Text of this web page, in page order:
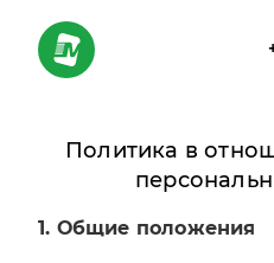
Политика в
1. Общие положения